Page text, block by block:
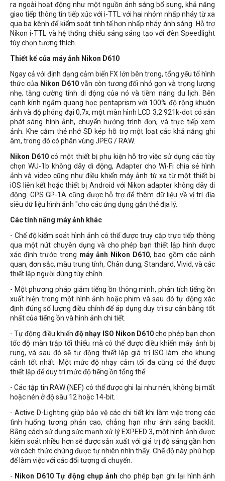
ra ngoài hoạt động như một nguồn ánh sáng bổ sung, khả năng
giao tiếp thông tin tiếp xúc với i-TTL với hai nhóm nhấp nháy từ xa
qua ba kênh để kiểm soát tinh tế hơn nhấp nháy ánh sáng. Hỗ trợ
Nikon i-TTL và hệ thống chiếu sáng sáng tạo với đèn Speedlight
tùy chọn tương thích.
Thiết kế của máy ảnh Nikon D610
Ngay cả với định dạng cảm biến FX lớn bên trong, tổng yếu tố hình
thức của Nikon D610vẫn còn tương đối nhỏ gọn và trọng lượng
nhẹ, tăng cường tính di động của nó và tiềm năng du lịch. Bên
cạnh kính ngắm quang học pentaprism với 100% độ rộng khuôn
ảnh và độ phóng đại 0,7x, một màn hình LCD 3,2 921k-dot có sẵn
phát sáng hình ảnh, chuyển hướng trình đơn, và trực tiếp xem
ảnh. Khe cắm thẻ nhớ SD kép hỗ trợ một loạt các khả năng ghi
âm, trong đó có phân vùng JPEG / RAW.
Nikon D610có một thiết bị phụ kiện hỗ trợ việc sử dụng các tùy
chọn WU-1b không dây di động, Adapter cho Wi-Fi chia sẻ hình
ảnh và video cũng như điều khiển máy ảnh từ xa từ một thiết bị
iOS liên kết hoặc thiết bị Android với Nikon adapter không dây di
động. GPS GP-1A cũng được hỗ trợ để thêm dữ liệu về vị trí địa
siêu dữ liệu hình ảnh "cho các ứng dụng gắn thẻ địa lý.
Các tính năng máy ảnh khác
- Chế độ kiểm soát hình ảnh có thể được truy cập trực tiếp thông
qua một nút chuyên dụng và cho phép bạn thiết lập hình được
xác định trước trong máy ảnh Nikon D610, bao gồm các cảnh
quan, đơn sắc, màu trung tính, Chân dung, Standard, Vivid, và các
thiết lập người dùng tùy chỉnh.
- Một phương pháp giảm tiếng ồn thông minh, phân tích tiếng ồn
xuất hiện trong một hình ảnh hoặc phim và sau đó tự động xác
định đúng số lượng điều chỉnh để áp dụng duy trì sự cân bằng tốt
nhất của tiếng ồn và hình ảnh chi tiết.
- Tự động điều khiểnđộ nhạy ISO Nikon D610cho phép bạn chọn
tốc độ màn trập tối thiểu mà có thể được điều khiển máy ảnh bị
rung, và sau đó sẽ tự động thiết lập giá trị ISO làm cho khung
cảnh tốt nhất. Một mức độ nhạy cảm tối đa cũng có thể được
thiết lập để duy trì mức độ tiếng ồn tổng thể.
- Các tập tin RAW (NEF) có thể được ghi lại như nén, không bị mất
hoặc nén ở độ sâu 12 hoặc 14-bit.
- Active D-Lighting giúp bảo vệ các chi tiết khi làm việc trong các
tình huống tương phản cao, chẳng hạn như ánh sáng backlit.
Bằng cách sử dụng sức mạnh xử lý EXPEED 3, một hình ảnh được
kiểm soát nhiều hơn sẽ được sản xuất với giá trị độ sáng gần hơn
với cách thức chúng được tự nhiên nhìn thấy. Chế độ này phù hợp
để làm việc với các đối tượng di chuyển.
- Nikon D610 Tự động chụp ảnh cho phép bạn ghi lại hình ảnh